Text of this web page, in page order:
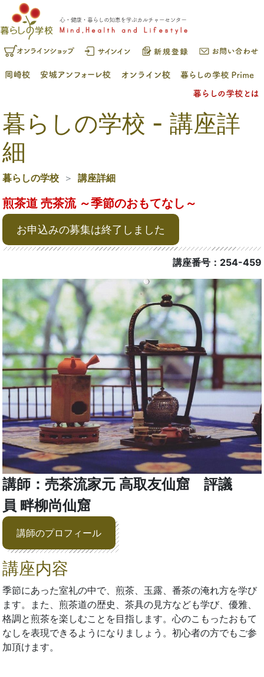
暮らしの学校 - 講座詳
細
暮らしの学校 講座詳細
煎茶道 売茶流 ～季節のおもてなし～
お申込みの募集は終了しました
講座番号：254-459
講師：売茶流家元 高取友仙窟 評議
員 畔柳尚仙窟
講師のプロフィール
講座内容
季節にあった室礼の中で、煎茶、玉露、番茶の淹れ方を学び
ます。また、煎茶道の歴史、茶具の見方なども学び、優雅、
格調と煎茶を楽しむことを目指します。心のこもったおもて
なしを表現できるようになりましょう。初心者の方でもご参
加頂けます。